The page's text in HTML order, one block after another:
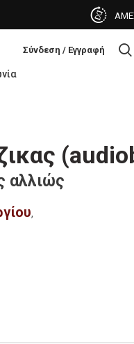
Σύνδεση / Εγγραφή
αλλιώς
,